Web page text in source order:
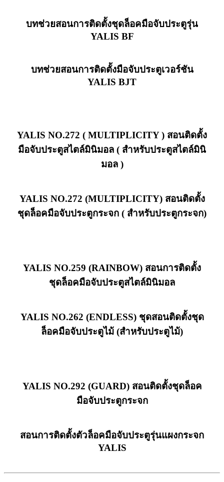
บทช่วยสอนการติดตั้งชุดล็อคมือจับประตูรุ่น
YALIS BF
บทช่วยสอนการติดตั้งมือจับประตูเวอร์ชัน
YALIS BJT
YALIS NO.272 ( MULTIPLICITY ) สอนติดตั้ง
มือจับประตูสไตล์มินิมอล ( สำหรับประตูสไตล์มินิ
มอล )
YALIS NO.272 (MULTIPLICITY) สอนติดตั้ง
ชุดล็อคมือจับประตูกระจก ( สำหรับประตูกระจก)
YALIS NO.259 (RAINBOW) สอนการติดตั้ง
ชุดล็อคมือจับประตูสไตล์มินิมอล
YALIS NO.262 (ENDLESS) ชุดสอนติดตั้งชุด
ล็อคมือจับประตูไม้ (สำหรับประตูไม้)
YALIS NO.292 (GUARD) สอนติดตั้งชุดล็อค
มือจับประตูกระจก
สอนการติดตั้งตัวล็อคมือจับประตูรุ่นแผงกระจก
YALIS